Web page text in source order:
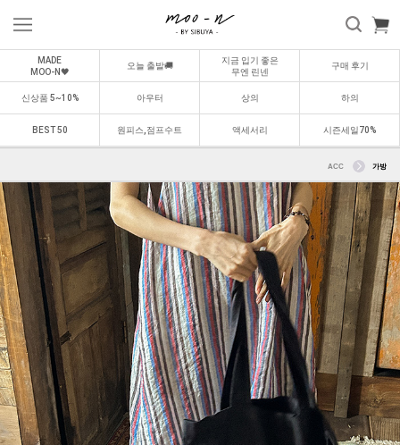
MADE
MOO-N🖤
오늘 출발🚚
지금 입기 좋은
무엔 린넨
구매 후기
신상품 5~10% 아우터 상의 하의
BEST 50 원피스,점프수트 액세서리 시즌세일70%
ACC 가방